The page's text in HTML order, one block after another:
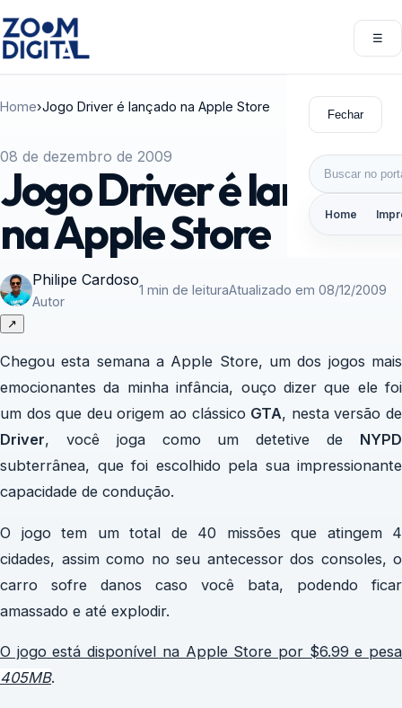
☰
Fechar
Buscar por:
Home
Home›Jogo Driver é lançado na Apple Store
08 de dezembro de 2009
Jogo Driver é lançado
na Apple Store
Philipe Cardoso
Autor
1 min de leituraAtualizado em 08/12/2009
↗
Chegou esta semana a Apple Store, um dos jogos mais
emocionantes da minha infância, ouço dizer que ele foi
um dos que deu origem ao clássico GTA, nesta versão de
Driver, você joga como um detetive de NYPD
subterrânea, que foi escolhido pela sua impressionante
capacidade de condução.
O jogo tem um total de 40 missões que atingem 4
cidades, assim como no seu antecessor dos consoles, o
carro sofre danos caso você bata, podendo ficar
amassado e até explodir.
O jogo está disponível na Apple Store por $6.99 e pesa
405MB.